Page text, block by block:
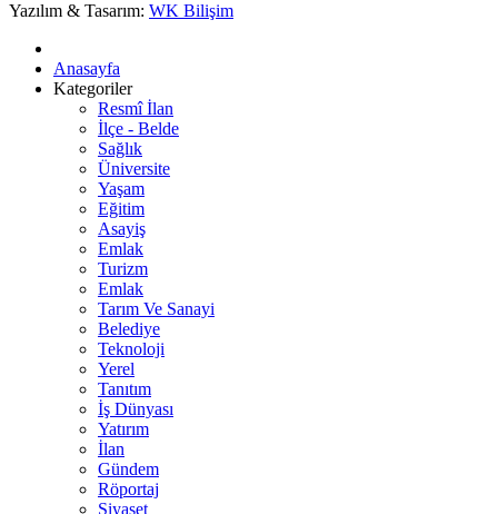
Yazılım & Tasarım: WK Bilişim
Anasayfa
Kategoriler
Resmî İlan
İlçe - Belde
Sağlık
Üniversite
Yaşam
Eğitim
Asayiş
Emlak
Turizm
Emlak
Tarım Ve Sanayi
Belediye
Teknoloji
Yerel
Tanıtım
İş Dünyası
Yatırım
İlan
Gündem
Röportaj
Siyaset